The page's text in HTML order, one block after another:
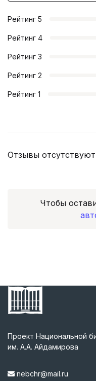
Рейтинг 5
Рейтинг 4
Рейтинг 3
Рейтинг 2
Рейтинг 1
Отзывы отсутствуют
Чтобы
Проект Национальной
им. А.А. Айдамирова
nebchr@mail.ru